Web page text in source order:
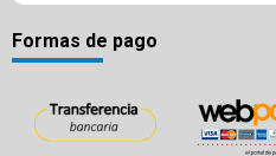
Formas de pago